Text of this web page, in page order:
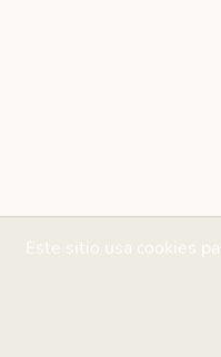
Este sitio usa cookies